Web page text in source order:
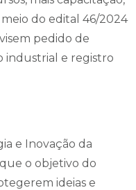
do edital 46/2024
pedido de
industrial e registro
e Inovação da
o objetivo do
ideias e